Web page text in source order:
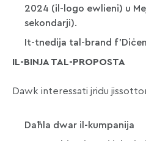
2024 (il-logo ewlieni) u
sekondarji).
It-tnedija tal-brand
IL-BINJA TAL-PROPOSTA
Dawk interessati jridu
Daħla dwar il-kumpanija